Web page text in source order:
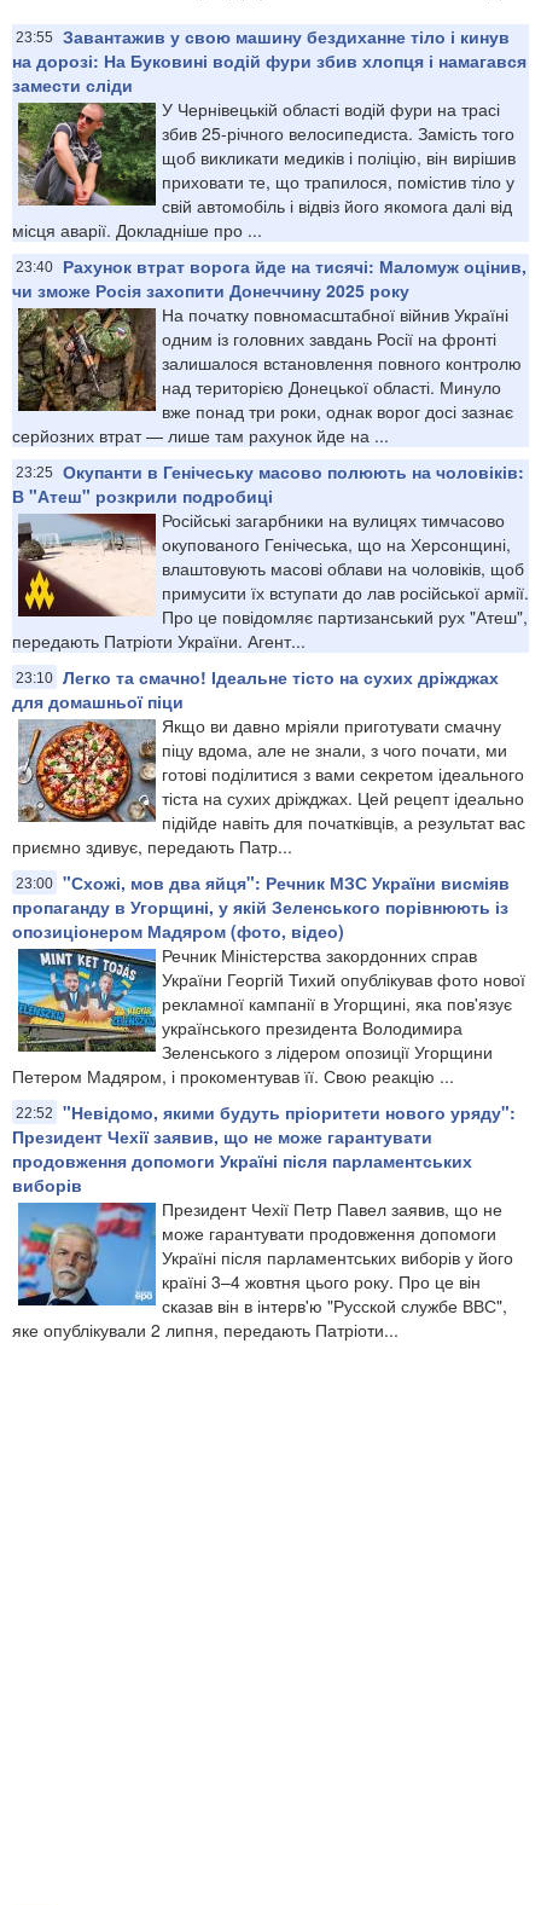
23:55
Завантажив у свою машину бездиханне тіло і кинув
на дорозі: На Буковині водій фури збив хлопця і намагався
замести сліди
У Чернівецькій області водій фури на трасі
збив 25-річного велосипедиста. Замість того
щоб викликати медиків і поліцію, він вирішив
приховати те, що трапилося, помістив тіло у
свій автомобіль і відвіз його якомога далі від
місця аварії. Докладніше про ...
23:40
Рахунок втрат ворога йде на тисячі: Маломуж оцінив,
чи зможе Росія захопити Донеччину 2025 року
На початку повномасштабної війнив Україні
одним із головних завдань Росії на фронті
залишалося встановлення повного контролю
над територією Донецької області. Минуло
вже понад три роки, однак ворог досі зазнає
серйозних втрат — лише там рахунок йде на ...
23:25
Окупанти в Генічеську масово полюють на чоловіків:
В "Атеш" розкрили подробиці
Російські загарбники на вулицях тимчасово
окупованого Генічеська, що на Херсонщині,
влаштовують масові облави на чоловіків, щоб
примусити їх вступати до лав російської армії.
Про це повідомляє партизанський рух "Атеш",
передають Патріоти України. Агент...
23:10 Легко та смачно! Ідеальне тісто на сухих дріжджах
для домашньої піци
Якщо ви давно мріяли приготувати смачну
піцу вдома, але не знали, з чого почати, ми
готові поділитися з вами секретом ідеального
тіста на сухих дріжджах. Цей рецепт ідеально
підійде навіть для початківців, а результат вас
приємно здивує, передають Патр...
23:00 "Схожі, мов два яйця": Речник МЗС України висміяв
пропаганду в Угорщині, у якій Зеленського порівнюють із
опозиціонером Мадяром (фото, відео)
Речник Міністерства закордонних справ
України Георгій Тихий опублікував фото нової
рекламної кампанії в Угорщині, яка пов'язує
українського президента Володимира
Зеленського з лідером опозиції Угорщини
Петером Мадяром, і прокоментував її. Свою реакцію ...
22:52
"Невідомо, якими будуть пріоритети нового уряду":
Президент Чехії заявив, що не може гарантувати
продовження допомоги Україні після парламентських
виборів
Президент Чехії Петр Павел заявив, що не
може гарантувати продовження допомоги
Україні після парламентських виборів у його
країні 3–4 жовтня цього року. Про це він
сказав він в інтерв'ю "Русской службе ВВС",
яке опублікували 2 липня, передають Патріоти...